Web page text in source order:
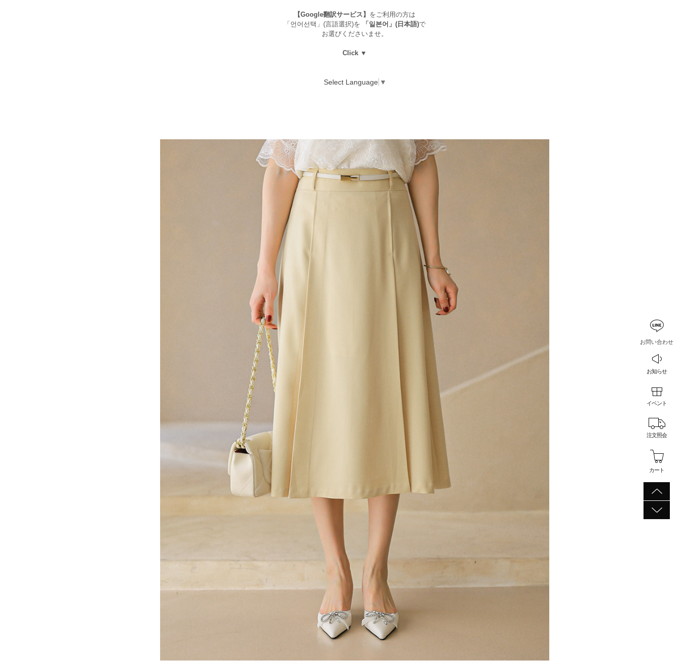
お問い合わせ
お知らせ
イベント
注文照会
カート
【Google翻訳サービス】 をご利用の方は
「언어선택」(言語選択)を
「일본어」(日本語)で
お選びくださいませ。
Click ▼
Select Language ▼